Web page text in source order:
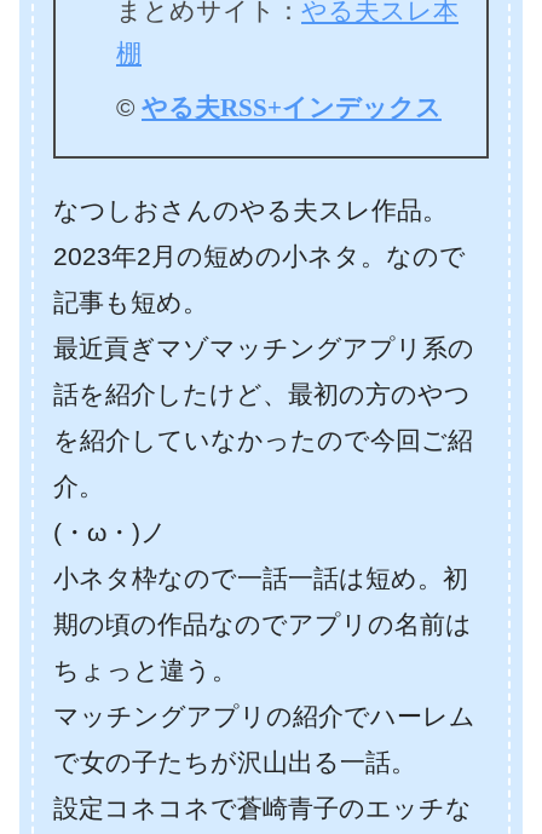
まとめサイト： やる夫スレ本
棚
© やる夫RSS+インデックス
なつしおさんのやる夫スレ作品。
2023年2月の短めの小ネタ。なので
記事も短め。
最近貢ぎマゾマッチングアプリ系の
話を紹介したけど、最初の方のやつ
を紹介していなかったので今回ご紹
介。
(・ω・)ノ
小ネタ枠なので一話一話は短め。初
期の頃の作品なのでアプリの名前は
ちょっと違う。
マッチングアプリの紹介でハーレム
で女の子たちが沢山出る一話。
設定コネコネで蒼崎青子のエッチな